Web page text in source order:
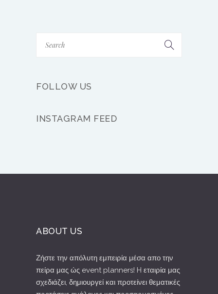
FOLLOW US
INSTAGRAM FEED
ABOUT US
Ζήστε την απόλυτη εμπειρία μέσα απο την
πείρα μας ώς event planners! H εταιρία μας
σχεδιάζει, δημιουργεί και προτείνει θεματικές